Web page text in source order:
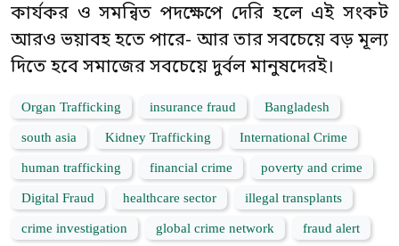
কার্যকর ও সমন্বিত পদক্ষেপে দেরি হলে এই সংকট
আরও ভয়াবহ হতে পারে- আর তার সবচেয়ে বড় মূল্য
দিতে হবে সমাজের সবচেয়ে দুর্বল মানুষদেরই।
Organ Trafficking insurance fraud
Bangladesh
south asia
Kidney Trafficking
International Crime
human trafficking
financial crime
poverty and crime
Digital Fraud
healthcare sector
illegal transplants
crime investigation
global crime network
fraud alert